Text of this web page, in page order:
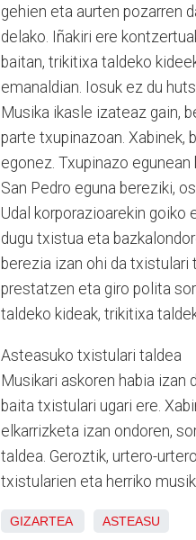
gehien eta aurten pozarren
delako. Iñakiri ere
baitan, trikitixa taldeko
emanaldian. Iosuk ez du
Musika ikasle izateaz gain,
parte txupinazoan. Xabinek,
egonez. Txupinazo
San Pedro eguna bereziki,
Udal korporazioarekin goiko
dugu txistua eta
berezia izan ohi da
prestatzen eta giro polita
taldeko kideak, trikitixa
Asteasuko txistulari taldea
Musikari askoren habia
baita txistulari ugari ere.
elkarrizketa izan ondoren,
taldea. Geroztik, urtero-
txistularien eta herriko
GIZARTEA ASTEASU